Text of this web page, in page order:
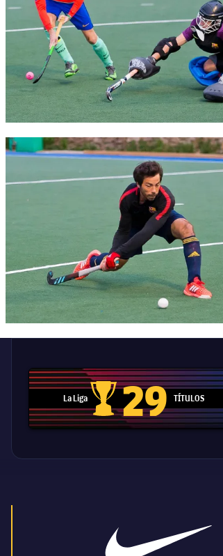
FC Barcelona club badge
La Liga
Trofeo de La Liga
29 TÍTULOS